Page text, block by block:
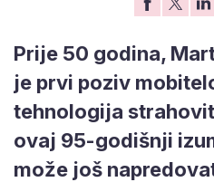
Prije 50 godina,
je prvi poziv
tehnologija
ovaj 95-godišnji
može još